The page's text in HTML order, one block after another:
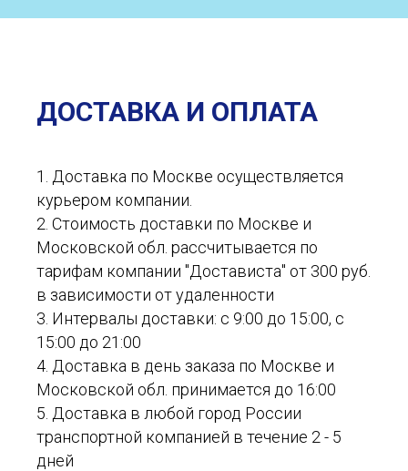
ДОСТАВКА И ОПЛАТА
1. Доставка по Москве осуществляется
курьером компании.
2. Стоимость доставки по Москве и
Московской обл. рассчитывается по
тарифам компании "Достависта" от 300 руб.
в зависимости от удаленности
3. Интервалы доставки: с 9:00 до 15:00, с
15:00 до 21:00
4. Доставка в день заказа по Москве и
Московской обл. принимается до 16:00
5. Доставка в любой город России
транспортной компанией в течение 2 - 5
дней